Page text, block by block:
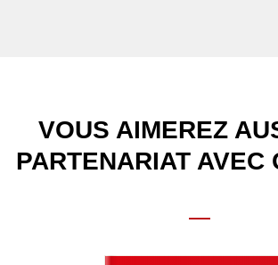
VOUS AIMEREZ
PARTENARIAT AVEC